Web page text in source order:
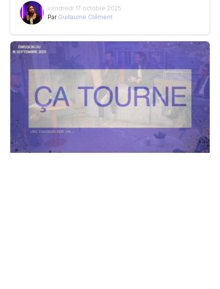
vendredi 17 octobre 2025
Par Guillaume Clément